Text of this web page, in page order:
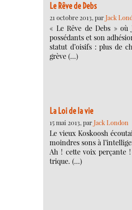
Le Rêve de Debs
21 octobre 2013, parJack
« Le Rêve de Debs »
possédants et son
statut d’oisifs : plus de
grève (…)
La Loi de la vie
15 mai 2013, parJack London
Le vieux Koskoosh
moindres sons à
Ah ! cette voix perçante
trique. (…)